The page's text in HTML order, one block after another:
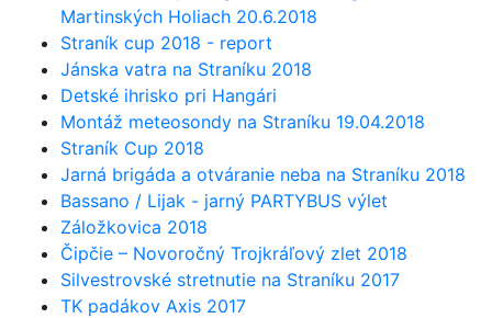
Martinských Holiach 20.6.2018
Straník cup 2018 - report
Jánska vatra na Straníku 2018
Detské ihrisko pri Hangári
Montáž meteosondy na Straníku 19.04.2018
Straník Cup 2018
Jarná brigáda a otváranie neba na Straníku 2018
Bassano / Lijak - jarný PARTYBUS výlet
Záložkovica 2018
Čipčie – Novoročný Trojkráľový zlet 2018
Silvestrovské stretnutie na Straníku 2017
TK padákov Axis 2017